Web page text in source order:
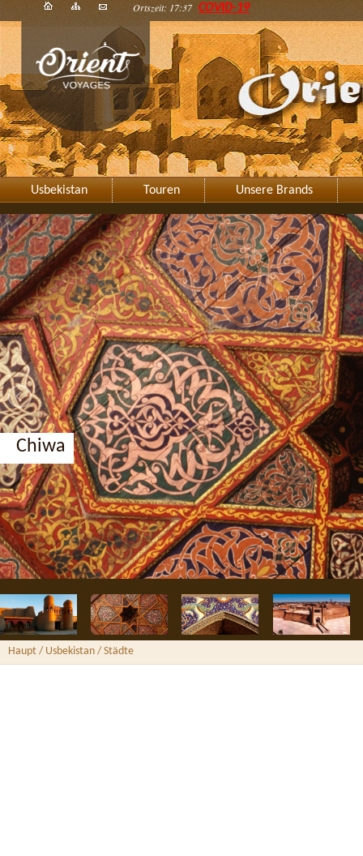
Ortszeit: 17:37 COVID-19
Usbekistan Touren Unsere Brands
Chiwa
Haupt / Usbekistan / Städte